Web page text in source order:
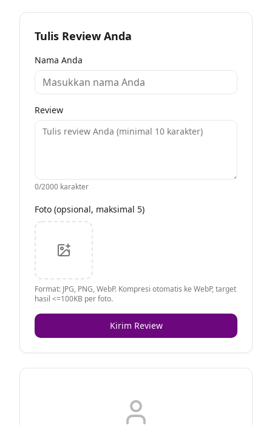
Tulis Review Anda
Nama Anda
Review
0/2000 karakter
Foto (opsional, maksimal 5)
Format: JPG, PNG, WebP. Kompresi otomatis ke WebP, target
hasil <=100KB per foto.
Kirim Review